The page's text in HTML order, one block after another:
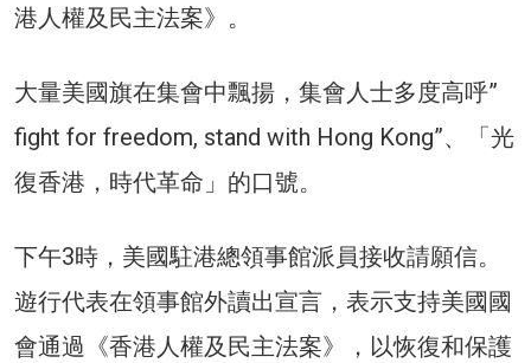
港人權及民主法案》。
大量美國旗在集會中飄揚，集會人士多度高呼”
fight for freedom, stand with Hong Kong”、「光
復香港，時代革命」的口號。
下午3時，美國駐港總領事館派員接收請願信。
遊行代表在領事館外讀出宣言，表示支持美國國
會通過《香港人權及民主法案》，以恢復和保護